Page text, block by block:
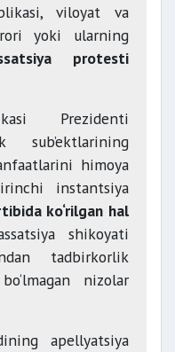
viloyat va
yoki ularning
protesti
Prezidenti
sub’ektlarining
himoya
instantsiya
ko‘rilgan hal
shikoyati
tadbirkorlik
nizolar
apellyatsiya